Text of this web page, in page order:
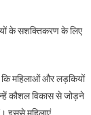
के सशक्तिकरण के लिए
कि महिलाओं और लड़कियों
कौशल विकास से जोड़ने